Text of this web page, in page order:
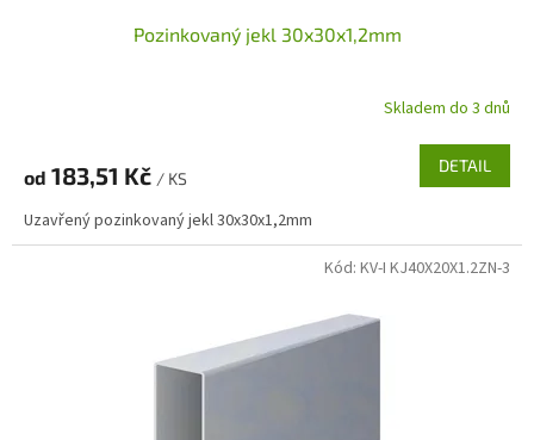
Pozinkovaný jekl 30x30x1,2mm
Skladem do 3 dnů
od 183,51 Kč / KS
DETAIL
Uzavřený pozinkovaný jekl 30x30x1,2mm
Kód: KV-I KJ40X20X1.2ZN-3